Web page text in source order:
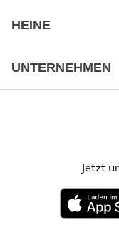
HEINE
UNTERNEHMEN
Jetzt
Öffnet in